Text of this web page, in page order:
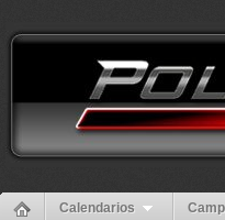
Calendarios